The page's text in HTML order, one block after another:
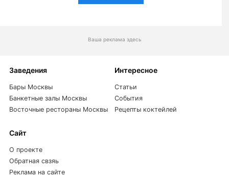
Ваша реклама здесь
Заведения
Бары Москвы
Банкетные залы Москвы
Восточные рестораны Москвы
Интересное
Статьи
События
Рецепты коктейлей
Сайт
О проекте
Обратная свзяь
Реклама на сайте